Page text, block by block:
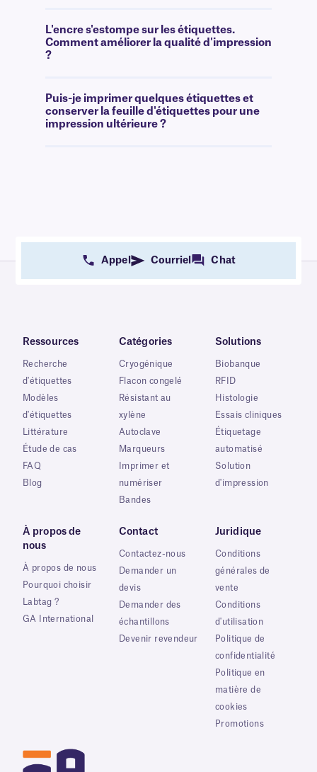
L'encre s'estompe sur les étiquettes.
Comment améliorer la qualité d'impression
?
Puis-je imprimer quelques étiquettes et
conserver la feuille d'étiquettes pour une
impression ultérieure ?
Appel Courriel Chat
Ressources
Recherche
d'étiquettes
Modèles
d'étiquettes
Littérature
Étude de cas
FAQ
Blog
Catégories
Cryogénique
Flacon congelé
Résistant au
xylène
Autoclave
Marqueurs
Imprimer et
numériser
Bandes
Solutions
Biobanque
RFID
Histologie
Essais cliniques
Étiquetage
automatisé
Solution
d'impression
À propos de
nous
À propos de nous
Pourquoi choisir
Labtag ?
GA International
Contact
Contactez-nous
Demander un
devis
Demander des
échantillons
Devenir revendeur
Juridique
Conditions
générales de
vente
Conditions
d'utilisation
Politique de
confidentialité
Politique en
matière de
cookies
Promotions